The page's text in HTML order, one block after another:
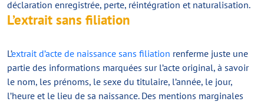
déclaration enregistrée, perte, réintégration et naturalisation.
L’extrait sans filiation
L’extrait d’acte de naissance sans filiation renferme juste une
partie des informations marquées sur l’acte original, à savoir
le nom, les prénoms, le sexe du titulaire, l’année, le jour,
l’heure et le lieu de sa naissance. Des mentions marginales